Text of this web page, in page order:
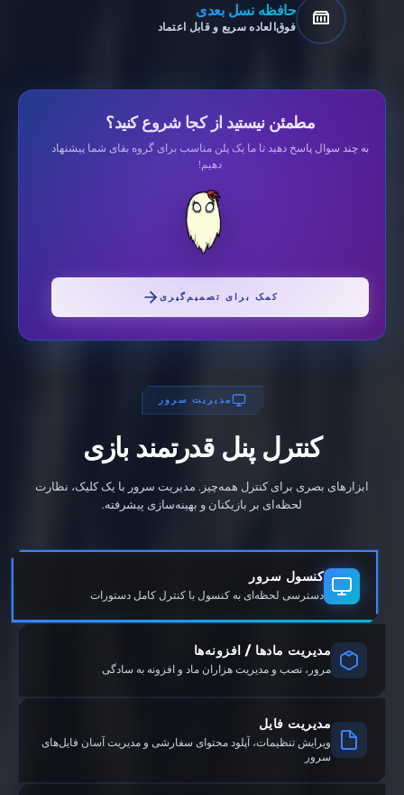
حافظه نسل بعدی
فوق‌العاده سریع و قابل اعتماد
مطمئن نیستید از کجا شروع کنید؟
به چند سوال پاسخ دهید تا ما یک پلن مناسب برای گروه بقای شما پیشنهاد
دهیم!
کمک برای تصمیم‌گیری
مدیریت سرور
کنترل پنل قدرتمند بازی
ابزارهای بصری برای کنترل همه‌چیز. مدیریت سرور با یک کلیک، نظارت
لحظه‌ای بر بازیکنان و بهینه‌سازی پیشرفته.
کنسول سرور
دسترسی لحظه‌ای به کنسول با کنترل کامل دستورات
مدیریت مادها / افزونه‌ها
مرور، نصب و مدیریت هزاران ماد و افزونه به سادگی
مدیریت فایل
ویرایش تنظیمات، آپلود محتوای سفارشی و مدیریت آسان فایل‌های
سرور